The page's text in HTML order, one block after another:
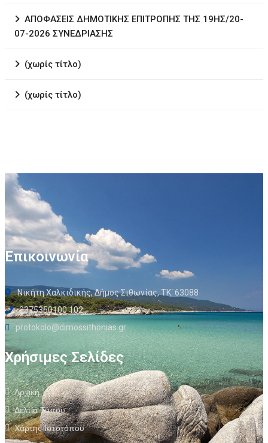
ΑΠΟΦΑΣΕΙΣ ΔΗΜΟΤΙΚΗΣ ΕΠΙΤΡΟΠΗΣ ΤΗΣ 19ΗΣ/20-
07-2026 ΣΥΝΕΔΡΙΑΣΗΣ
(χωρίς τίτλο)
(χωρίς τίτλο)
Επικοινωνία
Νικήτη Χαλκιδικής, Δήμος Σιθωνίας, ΤΚ: 63088
2375350100 102
protokolo@dimossithonias.gr
Χρήσιμες Σελίδες
Αρχική
Δελτία Τύπου
Χάρτης Ιστοτόπου